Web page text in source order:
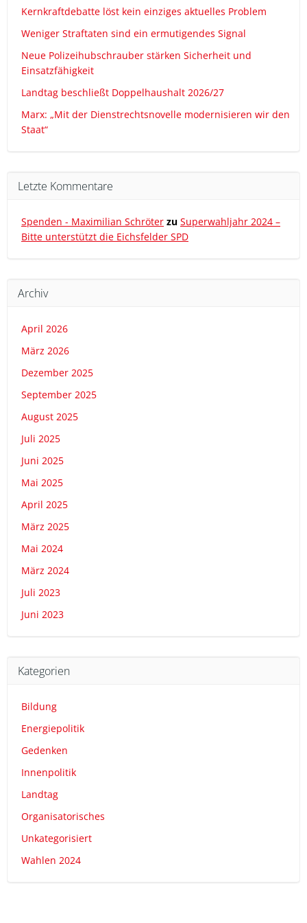
Kernkraftdebatte löst kein einziges aktuelles Problem
Weniger Straftaten sind ein ermutigendes Signal
Neue Polizeihubschrauber stärken Sicherheit und
Einsatzfähigkeit
Landtag beschließt Doppelhaushalt 2026/27
Marx: „Mit der Dienstrechtsnovelle modernisieren wir den
Staat“
Letzte Kommentare
Spenden - Maximilian Schröter zu Superwahljahr 2024 –
Bitte unterstützt die Eichsfelder SPD
Archiv
April 2026
März 2026
Dezember 2025
September 2025
August 2025
Juli 2025
Juni 2025
Mai 2025
April 2025
März 2025
Mai 2024
März 2024
Juli 2023
Juni 2023
Kategorien
Bildung
Energiepolitik
Gedenken
Innenpolitik
Landtag
Organisatorisches
Unkategorisiert
Wahlen 2024